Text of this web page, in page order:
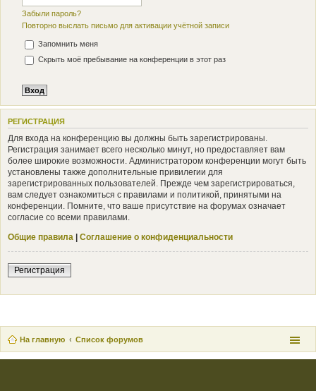
Забыли пароль?
Повторно выслать письмо для активации учётной записи
Запомнить меня
Скрыть моё пребывание на конференции в этот раз
РЕГИСТРАЦИЯ
Для входа на конференцию вы должны быть зарегистрированы.
Регистрация занимает всего несколько минут, но предоставляет вам
более широкие возможности. Администратором конференции могут быть
установлены также дополнительные привилегии для
зарегистрированных пользователей. Прежде чем зарегистрироваться,
вам следует ознакомиться с правилами и политикой, принятыми на
конференции. Помните, что ваше присутствие на форумах означает
согласие со всеми правилами.
Общие правила | Соглашение о конфиденциальности
Регистрация
На главную Список форумов